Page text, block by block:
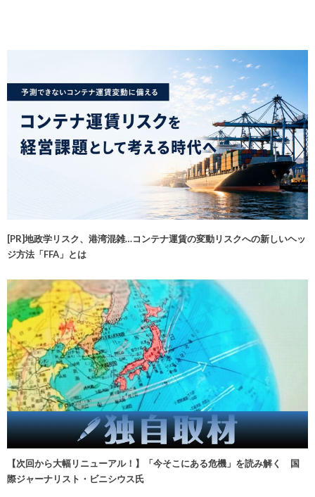
[PR]地政学リスク、港湾混雑…コンテナ運賃の変動リスクへの新しいヘッ
ジ方法「FFA」とは
【次回から大幅リニューアル！】「今そこにある危機」を読み解く 国
際ジャーナリスト・ビニシウス氏